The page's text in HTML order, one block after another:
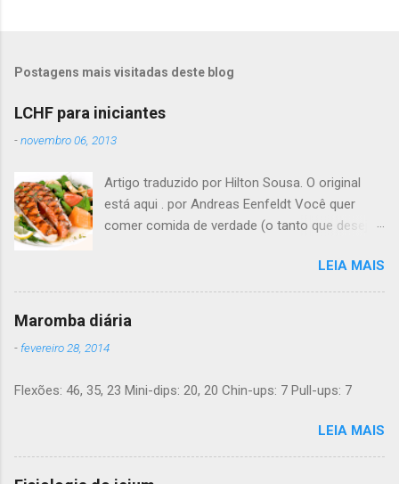
Postagens mais visitadas deste blog
LCHF para iniciantes
-novembro 06, 2013
Artigo traduzido por Hilton Sousa. O original
está aqui . por Andreas Eenfeldt Você quer
comer comida de verdade (o tanto que desejar)
"bom demais para ser verdade", mas LCHF (low
carb, high fat - pouco carboidrato, muita
gordura) é um método que tem sido usado há
suporte com provas de que funciona. Não é
nem "substituições de refeições" bizarras, nem
senso. E toda a informação dada aqui é 100%
grátis. Introdução Uma dieta LCHF indica que
LEIA MAIS
Maromba diária
- fevereiro 28, 2014
Flexões: 46, 35, 23 Mini-dips: 20, 20 Chin-ups: 7 Pull-ups: 7
LEIA MAIS